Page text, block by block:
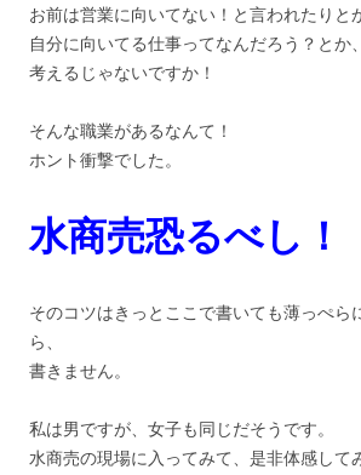
お前は営業に向いてない！と言われたりと
自分に向いてる仕事ってなんだろう？とか、
考えるじゃないですか！
そんな職業があるなんて！
ホント衝撃でした。
水商売恐るべし！
そのコツはきっとここで書いても薄っぺら
ら、
書きません。
私は男ですが、女子も同じだそうです。
水商売の現場に入ってみて、是非体感して